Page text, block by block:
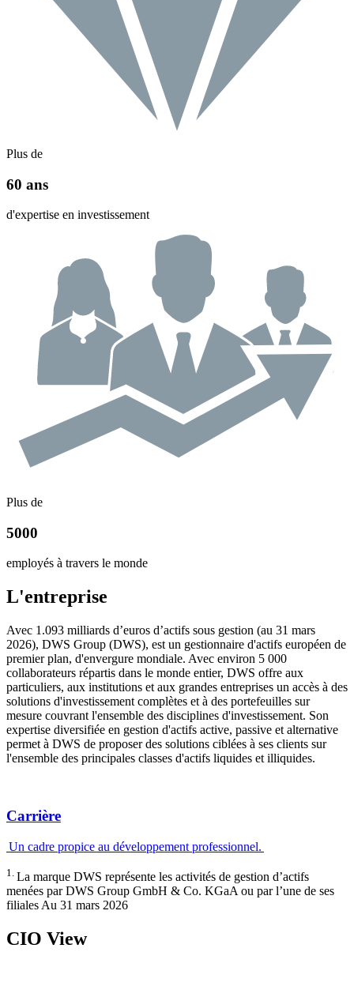
Plus de
60 ans
d'expertise en investissement
Plus de
5000
employés à travers le monde
L'entreprise
Avec 1.093 milliards d’euros d’actifs sous gestion (au 31 mars
2026), DWS Group (DWS), est un gestionnaire d'actifs européen de
premier plan, d'envergure mondiale. Avec environ 5 000
collaborateurs répartis dans le monde entier, DWS offre aux
particuliers, aux institutions et aux grandes entreprises un accès à des
solutions d'investissement complètes et à des portefeuilles sur
mesure couvrant l'ensemble des disciplines d'investissement. Son
expertise diversifiée en gestion d'actifs active, passive et alternative
permet à DWS de proposer des solutions ciblées à ses clients sur
l'ensemble des principales classes d'actifs liquides et illiquides.
Carrière
Un cadre propice au développement professionnel.
1. La marque DWS représente les activités de gestion d’actifs
menées par DWS Group GmbH & Co. KGaA ou par l’une de ses
filiales Au 31 mars 2026
CIO View